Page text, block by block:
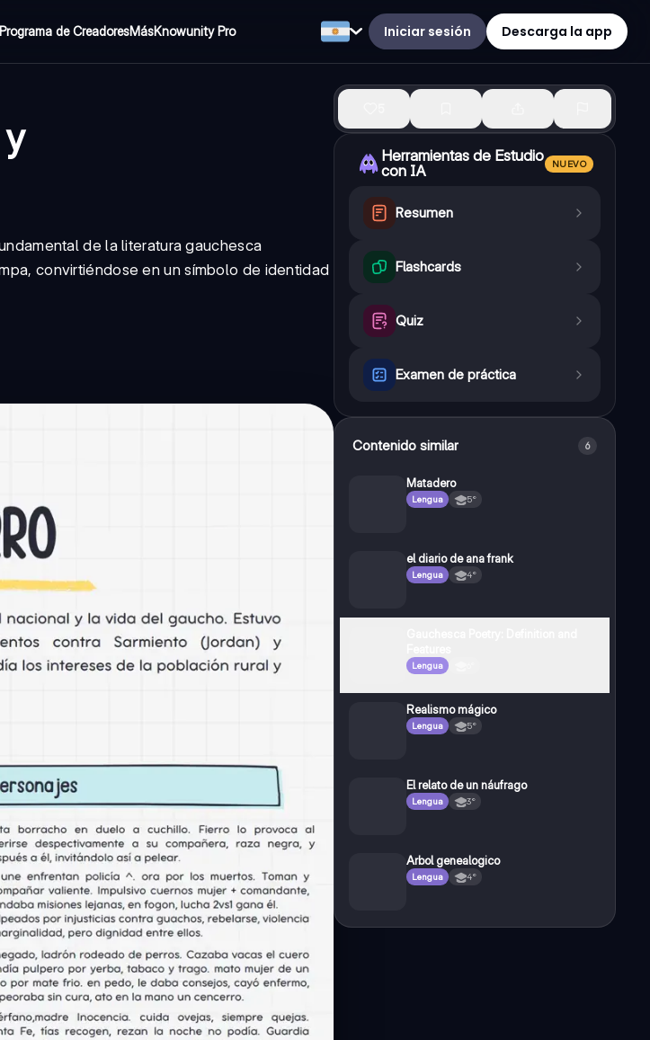
de CreadoresMásKnowunity Pro Iniciar sesión Descarga la app
de la literatura gauchesca
convirtiéndose en un símbolo de identidad
Herramientas de Estudio
con IA
NUEVO
Resumen
Flashcards
Quiz
Examen de práctica
Contenido similar 6
Matadero
Lengua 5°
el diario de ana frank
Lengua 4°
Lengua
Realismo mágico
Lengua 5°
El relato de un náufrago
Lengua 3°
Arbol genealogico
Lengua 4°